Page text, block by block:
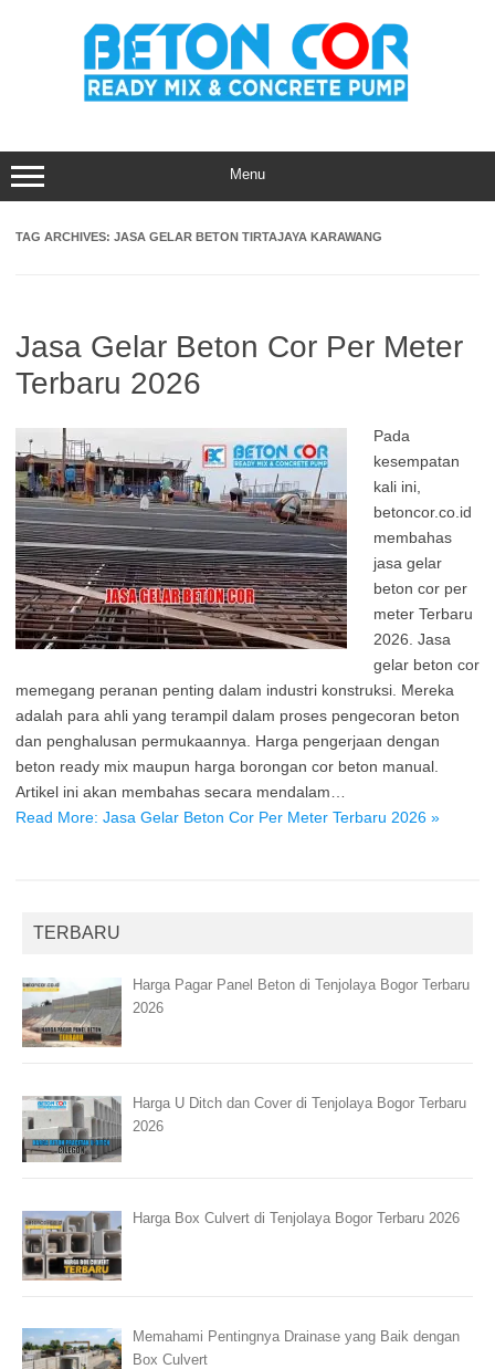
Menu
TAG ARCHIVES: JASA GELAR BETON TIRTAJAYA KARAWANG
Jasa Gelar Beton Cor Per Meter
Terbaru 2026
Pada
kesempatan
kali ini,
betoncor.co.id
membahas
jasa gelar
beton cor per
meter Terbaru
2026. Jasa
gelar beton cor
memegang peranan penting dalam industri konstruksi. Mereka
adalah para ahli yang terampil dalam proses pengecoran beton
dan penghalusan permukaannya. Harga pengerjaan dengan
beton ready mix maupun harga borongan cor beton manual.
Artikel ini akan membahas secara mendalam…
Read More: Jasa Gelar Beton Cor Per Meter Terbaru 2026 »
TERBARU
Harga Pagar Panel Beton di Tenjolaya Bogor Terbaru
2026
Harga U Ditch dan Cover di Tenjolaya Bogor Terbaru
2026
Harga Box Culvert di Tenjolaya Bogor Terbaru 2026
Memahami Pentingnya Drainase yang Baik dengan
Box Culvert